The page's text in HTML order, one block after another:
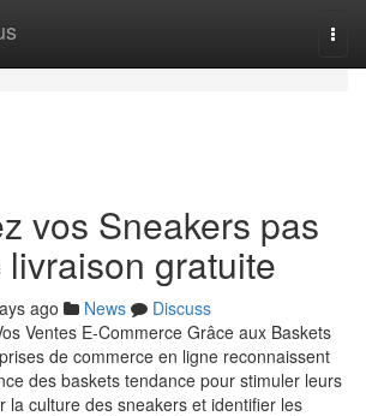
vos Sneakers pas
livraison gratuite
ago News
Discuss
Ventes E-Commerce Grâce aux Baskets
de commerce en ligne reconnaissent
des baskets tendance pour stimuler leurs
la culture des sneakers et identifier les